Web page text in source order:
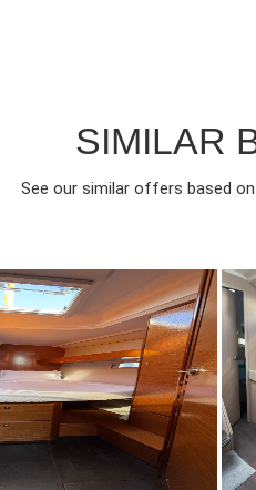
SIMILAR
See our similar offers based
CABINS
8